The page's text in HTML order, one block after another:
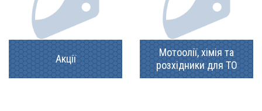
Акції
Мотоолії, хімія та
розхідники для ТО